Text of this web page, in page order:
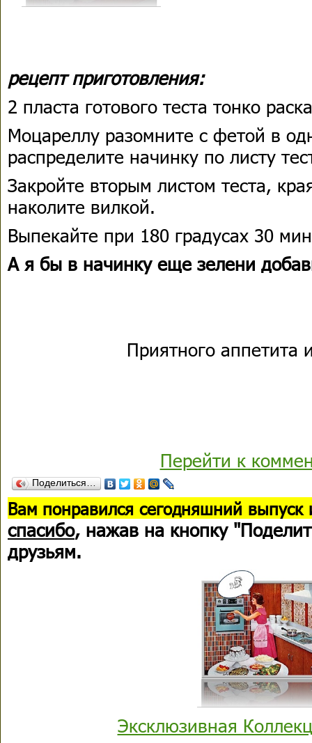
рецепт приготовления:
2 пласта готового теста тонко
Моцареллу разомните с фетой в
распределите начинку по листу
Закройте вторым листом теста,
наколите вилкой.
Выпекайте при 180 градусах 30
А я бы в начинку еще зелени
Приятного аппетита
Перейти к
Поделиться…
Вам понравился сегодняшний выпуск
спасибо, нажав на кнопку
друзьям.
Эксклюзивная